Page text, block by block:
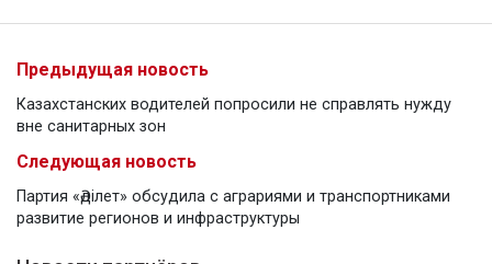
Предыдущая новость
Казахстанских водителей попросили не справлять нужду
вне санитарных зон
Следующая новость
Партия «Әділет» обсудила с аграриями и транспортниками
развитие регионов и инфраструктуры